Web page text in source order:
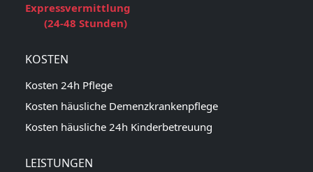
Expressvermittlung
(24-48 Stunden)
KOSTEN
Kosten 24h Pflege
Kosten häusliche Demenzkrankenpflege
Kosten häusliche 24h Kinderbetreuung
LEISTUNGEN